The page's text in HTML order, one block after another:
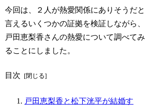
今回は、２人が熱愛関係にありそうだと
言えるいくつかの証拠を検証しながら、
戸田恵梨香さんの熱愛について調べてみ
ることにしました。
目次
戸田恵梨香と松下洸平が結婚す